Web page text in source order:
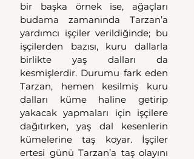
bir başka örnek ise, ağaçları
budama zamanında Tarzan’a
yardımcı işçiler verildiğinde; bu
işçilerden bazısı, kuru dallarla
birlikte yaş dalları da
kesmişlerdir. Durumu fark eden
Tarzan, hemen kesilmiş kuru
dalları küme haline getirip
yakacak yapmaları için işçilere
dağıtırken, yaş dal kesenlerin
kümelerine taş koyar. İşçiler
ertesi günü Tarzan’a taş olayını